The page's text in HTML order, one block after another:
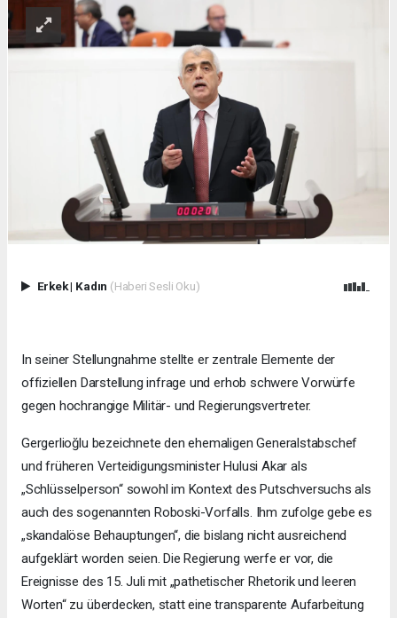
Erkek| Kadın (Haberi Sesli Oku)
In seiner Stellungnahme stellte er zentrale Elemente der
offiziellen Darstellung infrage und erhob schwere Vorwürfe
gegen hochrangige Militär- und Regierungsvertreter.
Gergerlioğlu bezeichnete den ehemaligen Generalstabschef
und früheren Verteidigungsminister Hulusi Akar als
„Schlüsselperson“ sowohl im Kontext des Putschversuchs als
auch des sogenannten Roboski-Vorfalls. Ihm zufolge gebe es
„skandalöse Behauptungen“, die bislang nicht ausreichend
aufgeklärt worden seien. Die Regierung werfe er vor, die
Ereignisse des 15. Juli mit „pathetischer Rhetorik und leeren
Worten“ zu überdecken, statt eine transparente Aufarbeitung